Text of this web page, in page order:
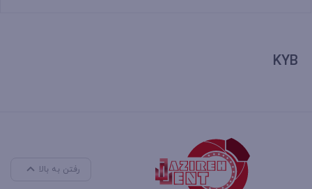
KYB
رفتن به بالا